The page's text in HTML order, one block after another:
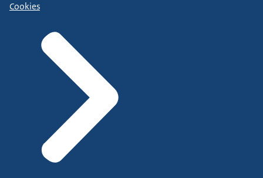
Cookies